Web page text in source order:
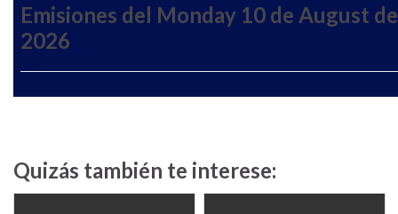
Emisiones del Monday 10 de August de
2026
Quizás también te interese: